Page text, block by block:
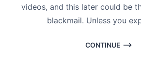
videos, and this later could be
blackmail. Unless you
CONTINUE